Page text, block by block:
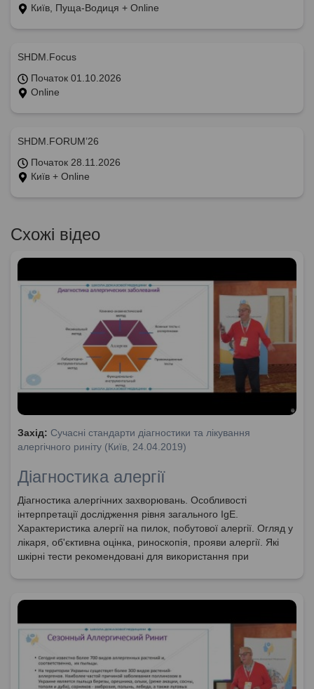
Київ, Пуща-Водиця + Online
SHDM.Focus
Початок 01.10.2026
Online
SHDM.FORUM’26
Початок 28.11.2026
Київ + Online
Схожі відео
Захід: Сучасні стандарти діагностики та лікування
алергічного риніту (Київ, 24.04.2019)
Діагностика алергії
Діагностика алергічних захворювань. Особливості
інтерпретації дослідження рівня загального IgE.
Характеристика алергії на пилок, побутової алергії. Огляд у
лікаря, об'єктивна оцінка, риноскопія, прояви алергії. Які
шкірні тести рекомендовані для використання при